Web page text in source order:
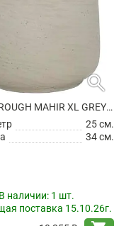
search
КАШПО ROUGH MAHIR XL GREY WASHED
25 см.
34 см.
наличии: 1 шт.
поставка 15.10.26г.